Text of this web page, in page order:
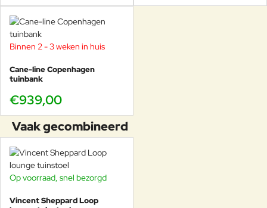
Binnen 2 - 3 weken in huis
Cane-line Copenhagen
tuinbank
€939,00
Vaak gecombineerd
Op voorraad, snel bezorgd
Vincent Sheppard Loop